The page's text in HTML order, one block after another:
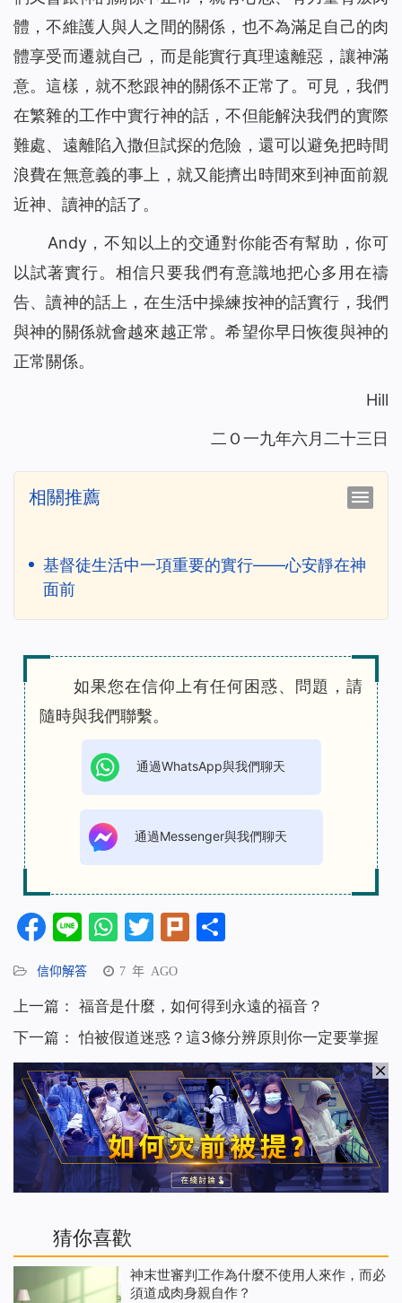
體，不維護人與人之間的關係，也不為滿足自己的肉
體享受而遷就自己，而是能實行真理遠離惡，讓神滿
意。這樣，就不愁跟神的關係不正常了。可見，我們
在繁雜的工作中實行神的話，不但能解決我們的實際
難處、遠離陷入撒但試探的危險，還可以避免把時間
浪費在無意義的事上，就又能擠出時間來到神面前親
近神、讀神的話了。
Andy，不知以上的交通對你能否有幫助，你可
以試著實行。相信只要我們有意識地把心多用在禱
告、讀神的話上，在生活中操練按神的話實行，我們
與神的關係就會越來越正常。希望你早日恢復與神的
正常關係。
Hill
二Ｏ一九年六月二十三日
相關推薦
基督徒生活中一項重要的實行——心安靜在神
面前
如果您在信仰上有任何困惑、問題，請
隨時與我們聯繫。
通過WhatsApp與我們聊天
通過Messenger與我們聊天
Facebook
LineWhatsApp
Twitter
Plurk
信仰解答 7 年 AGO
上一篇： 福音是什麼，如何得到永遠的福音？
下一篇： 怕被假道迷惑？這3條分辨原則你一定要掌握
猜你喜歡
神末世審判工作為什麼不使用人來作，而必
須道成肉身親自作？